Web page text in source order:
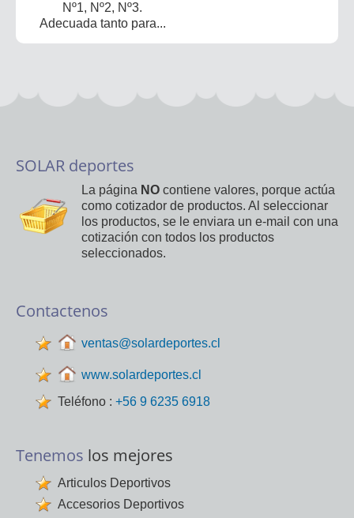
Nº1, Nº2, Nº3.
Adecuada tanto para...
SOLAR deportes
La página NO contiene valores, porque actúa
como cotizador de productos. Al seleccionar
los productos, se le enviara un e-mail con una
cotización con todos los productos
seleccionados.
Contactenos
ventas@solardeportes.cl
www.solardeportes.cl
Teléfono : +56 9 6235 6918
Tenemos los mejores
Articulos Deportivos
Accesorios Deportivos